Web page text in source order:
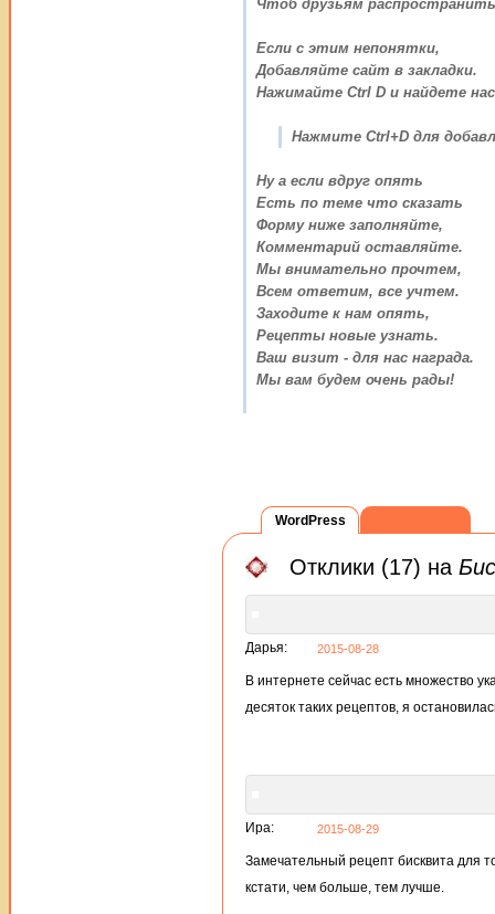
Чтоб друзьям
Если с этим непонятки,
Добавляйте сайт в закладки.
Нажимайте Ctrl D и найдете
Нажмите Ctrl+D для
Ну а если вдруг опять
Есть по теме что сказать
Форму ниже заполняйте,
Комментарий оставляйте.
Мы внимательно прочтем,
Всем ответим, все учтем.
Заходите к нам опять,
Рецепты новые узнать.
Ваш визит - для нас награда.
Мы вам будем очень рады!
WordPress
Отклики (17) на
Дарья: 2015-08-28
В интернете сейчас есть множество
десяток таких рецептов, я
Ира: 2015-08-29
Замечательный рецепт бисквита для
кстати, чем больше, тем лучше.